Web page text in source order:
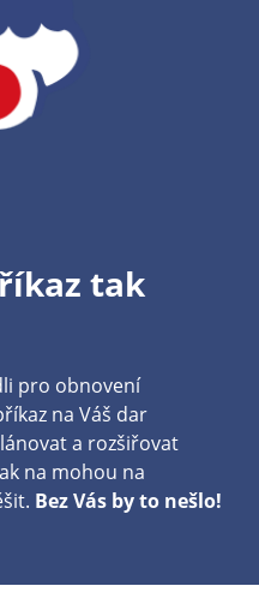
tak
pro obnovení
na Váš dar
a rozšiřovat
na mohou na
Bez Vás by to nešlo!